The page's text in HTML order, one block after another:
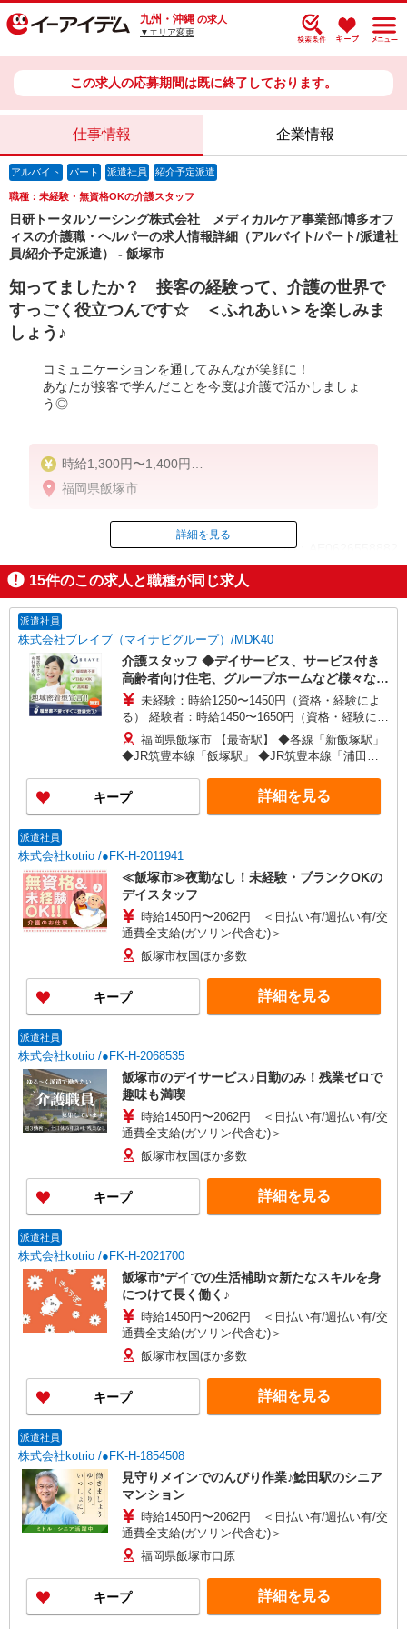
九州・沖縄 の求人
▼エリア変更
この求人の応募期間は既に終了しております。
仕事情報 企業情報
アルバイト パート 派遣社員 紹介予定派遣
職種：未経験・無資格OKの介護スタッフ
日研トータルソーシング株式会社 メディカルケア事業部/博多オフ
ィスの介護職・ヘルパーの求人情報詳細（アルバイト/パート/派遣社
員/紹介予定派遣） - 飯塚市
知ってましたか？ 接客の経験って、介護の世界で
すっごく役立つんです☆ ＜ふれあい＞を楽しみま
しょう♪
コミュニケーションを通してみんなが笑顔に！
あなたが接客で学んだことを今度は介護で活かしましょ
う◎
時給1,300円〜1,400円
★週払いOK（規定あり）
福岡県飯塚市
ID：AE0626558882
掲載期間終了
詳細を見る
15件のこの求人と職種が同じ求人
派遣社員
株式会社ブレイブ（マイナビグループ）/MDK40
介護スタッフ ◆デイサービス、サービス付き
高齢者向け住宅、グループホームなど様々な勤
務先から選べます。
未経験：時給1250〜1450円（資格・経験によ
る） 経験者：時給1450〜1650円（資格・経験によ
る） ◎月収例 時給1650円×1日8時間×22日（週5
日）＝29万400円 ◆昇給あり ◆支払い方法 ※日払
い/週払い/月払い対応も可能です。詳しくは面談時
にご相談ください。 ◆交通費：別途全額支給 ※当
社規定あり
福岡県飯塚市 【最寄駅】 ◆各線「新飯塚駅」
◆JR筑豊本線「飯塚駅」 ◆JR筑豊本線「浦田
キープ 詳細を見る
派遣社員
株式会社kotrio /●FK-H-2011941
≪飯塚市≫夜勤なし！未経験・ブランクOKの
デイスタッフ
時給1450円〜2062円 ＜日払い有/週払い有/交
通費全支給(ガソリン代含む)＞
飯塚市枝国ほか多数
キープ 詳細を見る
派遣社員
株式会社kotrio /●FK-H-2068535
飯塚市のデイサービス♪日勤のみ！残業ゼロで
趣味も満喫
時給1450円〜2062円 ＜日払い有/週払い有/交
通費全支給(ガソリン代含む)＞
飯塚市枝国ほか多数
キープ 詳細を見る
派遣社員
株式会社kotrio /●FK-H-2021700
飯塚市*デイでの生活補助☆新たなスキルを身
につけて長く働く♪
時給1450円〜2062円 ＜日払い有/週払い有/交
通費全支給(ガソリン代含む)＞
飯塚市枝国ほか多数
キープ 詳細を見る
派遣社員
株式会社kotrio /●FK-H-1854508
見守りメインでのんびり作業♪鯰田駅のシニア
マンション
時給1450円〜2062円 ＜日払い有/週払い有/交
通費全支給(ガソリン代含む)＞
福岡県飯塚市口原
キープ 詳細を見る